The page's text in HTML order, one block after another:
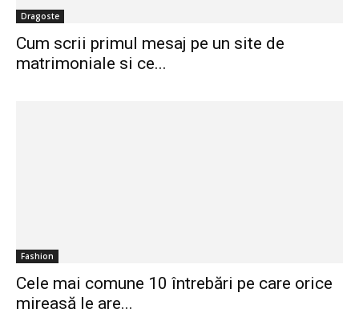
Dragoste
Cum scrii primul mesaj pe un site de
matrimoniale si ce...
Fashion
Cele mai comune 10 întrebări pe care orice
mireasă le are...